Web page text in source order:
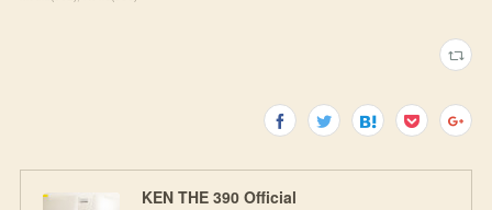
KEN THE 390 Official